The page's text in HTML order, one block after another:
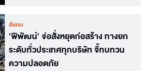
สังคม
'พิพัฒน์' จ่อสั่งหยุดก่อสร้าง ทางยก
ระดับทั่วประเทศทุกบริษัท จี้ทบทวน
ความปลอดภัย